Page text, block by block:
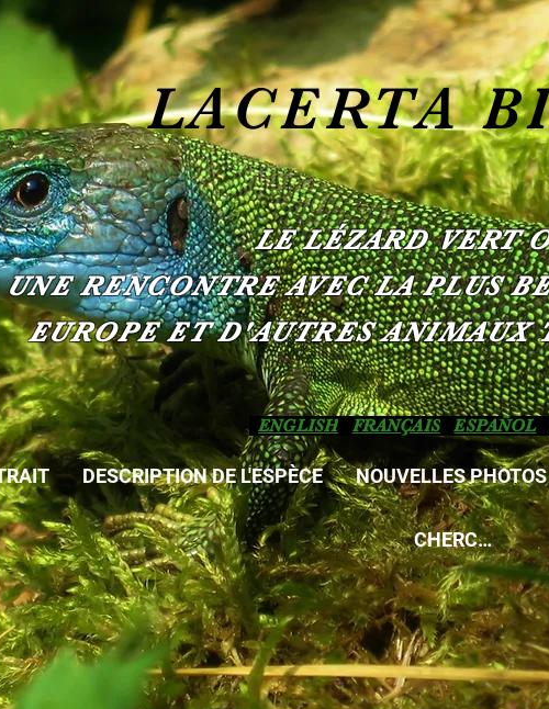
LACERTA
LE LÉZARD VERT
UNE RENCONTRE AVEC LA PLUS
EUROPE ET D'AUTRES ANIMAUX
ENGLISH FRANÇAIS ESPAÑOL
DESCRIPTION DE L'ESPÈCE NOUVELLES PHOTOS